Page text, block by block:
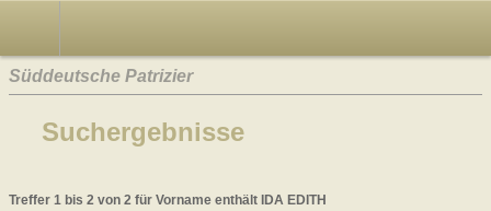
Süddeutsche Patrizier
Suchergebnisse
Treffer 1 bis 2 von 2 für Vorname enthält IDA EDITH